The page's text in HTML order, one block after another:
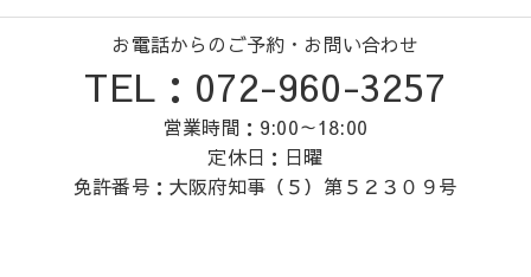
お電話からのご予約・お問い合わせ
TEL：072-960-3257
営業時間：9:00～18:00
定休日：日曜
免許番号：大阪府知事（５）第５２３０９号